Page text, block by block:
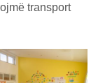
transport